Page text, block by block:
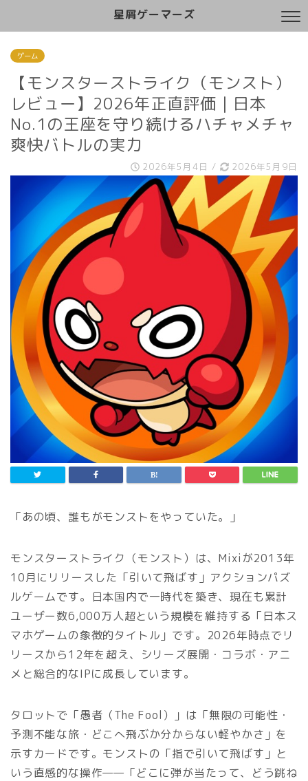
星屑ゲーマーズ
ゲーム
【モンスターストライク（モンスト）
レビュー】2026年正直評価｜日本
No.1の王座を守り続けるハチャメチャ
爽快バトルの実力
2026年5月4日 / 2026年5月9日
「あの頃、誰もがモンストをやっていた。」
モンスターストライク（モンスト）は、Mixiが2013年
10月にリリースした「引いて飛ばす」アクションパズ
ルゲームです。日本国内で一時代を築き、現在も累計
ユーザー数6,000万人超という規模を維持する「日本ス
マホゲームの象徴的タイトル」です。2026年時点でリ
リースから12年を超え、シリーズ展開・コラボ・アニ
メと総合的なIPに成長しています。
タロットで「愚者（The Fool）」は「無限の可能性・
予測不能な旅・どこへ飛ぶか分からない軽やかさ」を
示すカードです。モンストの「指で引いて飛ばす」と
いう直感的な操作——「どこに弾が当たって、どう跳ね